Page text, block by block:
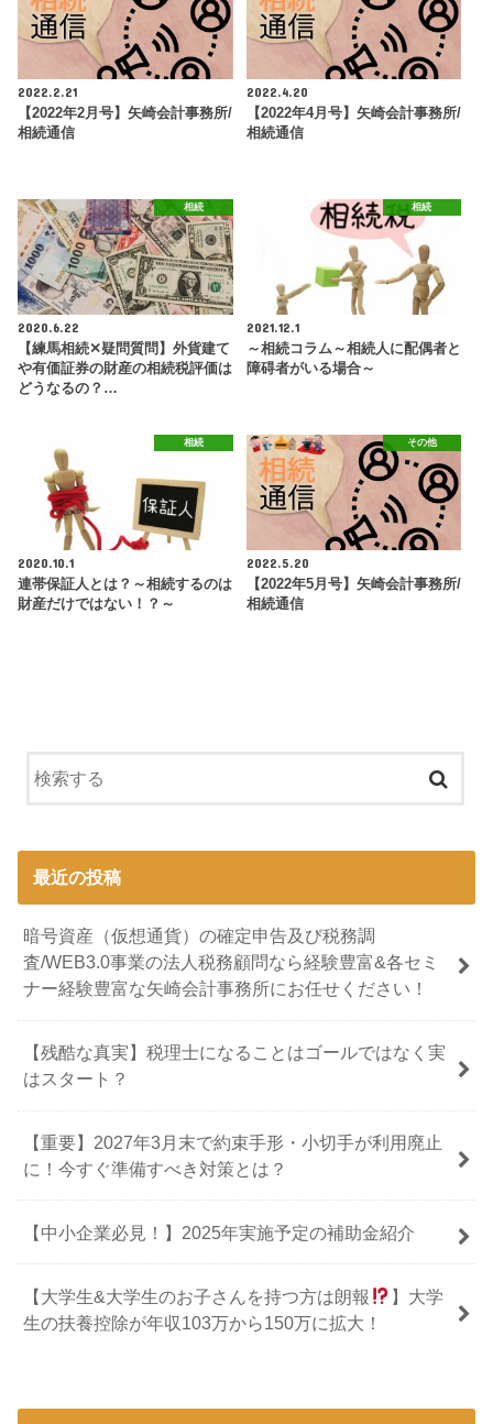
2022.2.21
【2022年2月号】矢崎会計事務所/
相続通信
2022.4.20
【2022年4月号】矢崎会計事務所/
相続通信
相続
2020.6.22
【練馬相続✕疑問質問】外貨建て
や有価証券の財産の相続税評価は
どうなるの？…
相続
2021.12.1
～相続コラム～相続人に配偶者と
障碍者がいる場合～
相続
2020.10.1
連帯保証人とは？～相続するのは
財産だけではない！？～
その他
2022.5.20
【2022年5月号】矢崎会計事務所/
相続通信
最近の投稿
暗号資産（仮想通貨）の確定申告及び税務調
査/WEB3.0事業の法人税務顧問なら経験豊富&各セミ
ナー経験豊富な矢崎会計事務所にお任せください！
【残酷な真実】税理士になることはゴールではなく実
はスタート？
【重要】2027年3月末で約束手形・小切手が利用廃止
に！今すぐ準備すべき対策とは？
【中小企業必見！】2025年実施予定の補助金紹介
【大学生&大学生のお子さんを持つ方は朗報
】大学
生の扶養控除が年収103万から150万に拡大！